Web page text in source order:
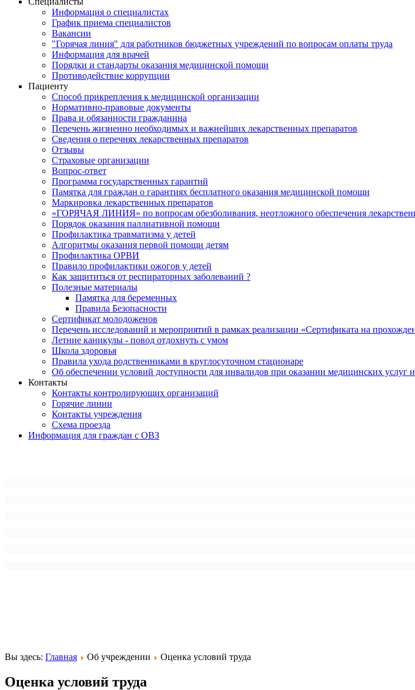
Информация о специалистах
График приема специалистов
Вакансии
"Горячая линия" для работников бюджетных учреждений по вопросам оплаты труда
Информация для врачей
Порядки и стандарты оказания медицинской помощи
Противодействие коррупции
Пациенту
Способ прикрепления к медицинской организации
Нормативно-правовые документы
Права и обязанности гражданина
Перечень жизненно необходимых и важнейших лекарственных препаратов
Сведения о перечнях лекарственных препаратов
Отзывы
Страховые организации
Вопрос-ответ
Программа государственных гарантий
Памятка для граждан о гарантиях бесплатного оказания медицинской помощи
Маркировка лекарственных препаратов
«ГОРЯЧАЯ ЛИНИЯ» по вопросам обезболивания, неотложного обеспечения
Порядок оказания паллиативной помощи
Профилактика травматизма у детей
Алгоритмы оказания первой помощи детям
Профилактика ОРВИ
Правило профилактики ожогов у детей
Как защититься от респираторных заболеваний ?
Полезные материалы
Памятка для беременных
Правила Безопасности
Сертификат молодоженов
Перечень исследований и мероприятий в рамках реализации «Сертификата на
Летние каникулы - повод отдохнуть с умом
Школа здоровья
Правила ухода родственниками в круглосуточном стационаре
Об обеспечении условий доступности для инвалидов при оказании медицинских
Контакты
Контакты контролирующих организаций
Горячие линии
Контакты учреждения
Схема проезда
Информация для граждан с ОВЗ
Вы здесь: Главная Об учреждении Оценка условий труда
Оценка условий труда